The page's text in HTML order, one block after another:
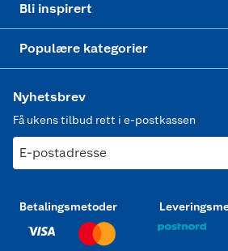
Bli inspirert
Populære kategorier
Nyhetsbrev
Få ukens tilbud rett i e-postkassen
E-postadresse
Betalingsmetoder